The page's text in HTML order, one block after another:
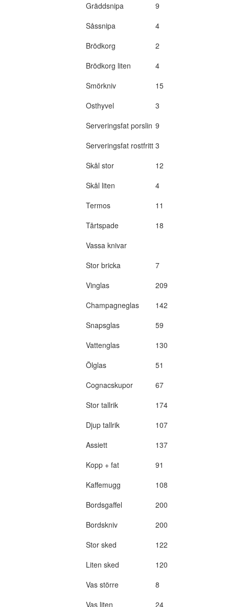
Gräddsnipa
9
Såssnipa
4
Brödkorg
2
Brödkorg liten
4
Smörkniv
15
Osthyvel
3
Serveringsfat porslin 9
Serveringsfat rostfritt 3
Skål stor
12
Skål liten
4
Termos
11
Tårtspade
18
Vassa knivar
Stor bricka
7
Vinglas
209
Champagneglas
142
Snapsglas
59
Vattenglas
130
Ölglas
51
Cognacskupor
67
Stor tallrik
174
Djup tallrik
107
Assiett
137
Kopp + fat
91
Kaffemugg
108
Bordsgaffel
200
Bordskniv
200
Stor sked
122
Liten sked
120
Vas större
8
Vas liten
24